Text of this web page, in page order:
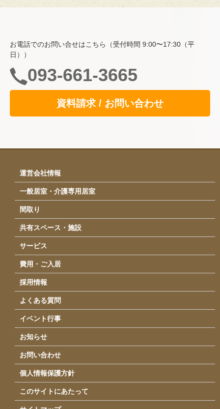
空室情報
一般居室・介護専用居室
自立支援の取り組み
共用スペース
採用情報
運営会社情報
アクセス
お問い合わせ
お電話でのお問い合せはこちら（受付時間 9:00〜17:30（平
日））
093-661-3665
資料請求 / お問い合わせ
運営会社情報
一般居室・介護専用居室
間取り
共有スペース・施設
サービス
費用・ご入居
採用情報
よくある質問
イベント行事
お知らせ
お問い合わせ
個人情報保護方針
このサイトにあたって